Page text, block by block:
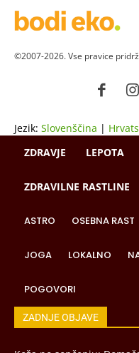
©2007-2026. Vse pravice
Jezik: Slovenščina |
ZDRAVJE
LEPOTA
ZDRAVILNE RASTLINE
ASTRO OSEBNA RAST
JOGA LOKALNO
POGOVORI
ZADNJE OBJAVE